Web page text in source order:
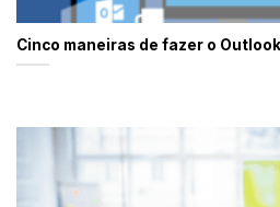
Cinco maneiras de fazer o